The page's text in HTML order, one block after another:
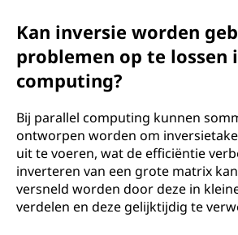
Kan inversie worden
problemen op te lossen
computing?
Bij parallel computing kunnen
ontworpen worden om
uit te voeren, wat de efficiëntie
inverteren van een grote matrix
versneld worden door deze in
verdelen en deze gelijktijdig te